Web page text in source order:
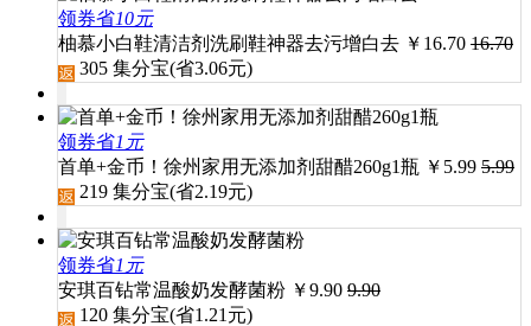
领券省10元
柚慕小白鞋清洁剂洗刷鞋神器去污增白去 ￥ 16.70 16.70
305 集分宝(省3.06元)
领券省1元
首单+金币！徐州家用无添加剂甜醋260g1瓶 ￥ 5.99 5.99
219 集分宝(省2.19元)
领券省1元
安琪百钻常温酸奶发酵菌粉 ￥9.90 9.90
120 集分宝(省1.21 元)